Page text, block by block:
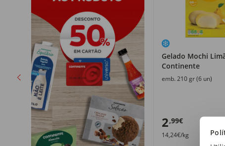
Gelado Mochi
Continente
emb. 210 gr (6 un)
2,99€
14,24€/kg